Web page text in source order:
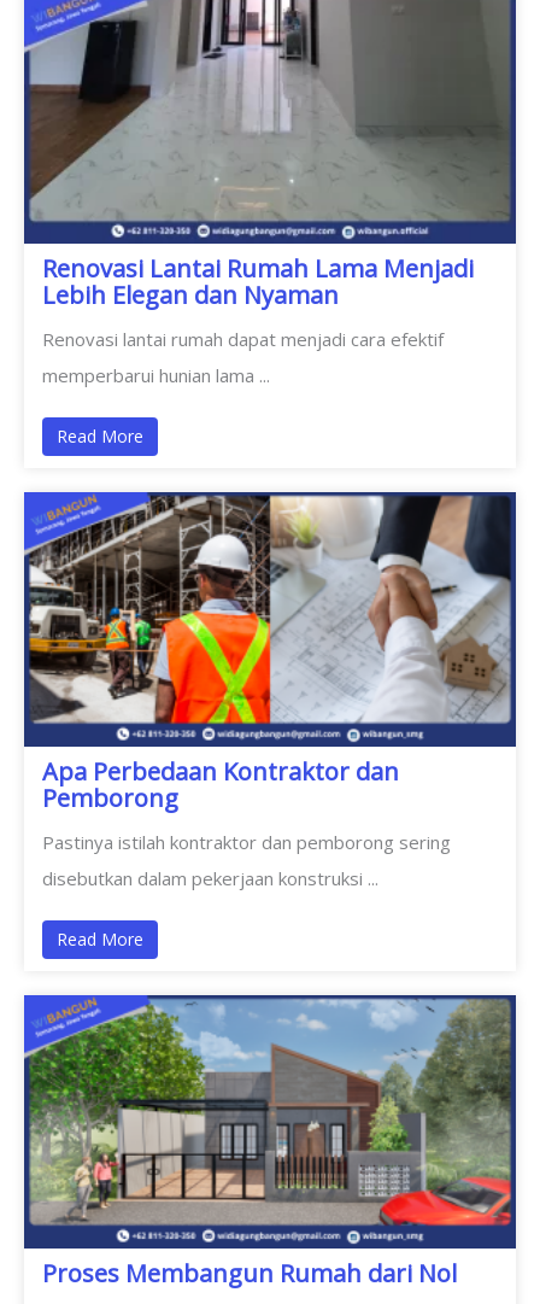
Renovasi Lantai Rumah Lama Menjadi
Lebih Elegan dan Nyaman
Renovasi lantai rumah dapat menjadi cara efektif
memperbarui hunian lama ...
Read More
Apa Perbedaan Kontraktor dan
Pemborong
Pastinya istilah kontraktor dan pemborong sering
disebutkan dalam pekerjaan konstruksi ...
Read More
Proses Membangun Rumah dari Nol